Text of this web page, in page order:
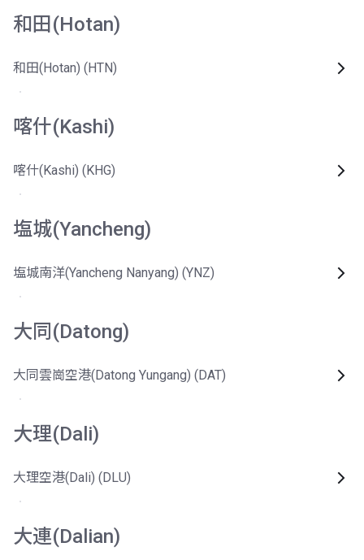
和田(Hotan)
和田(Hotan) (HTN)
喀什(Kashi)
喀什(Kashi) (KHG)
塩城(Yancheng)
塩城南洋(Yancheng Nanyang) (YNZ)
大同(Datong)
大同雲崗空港(Datong Yungang) (DAT)
大理(Dali)
大理空港(Dali) (DLU)
大連(Dalian)